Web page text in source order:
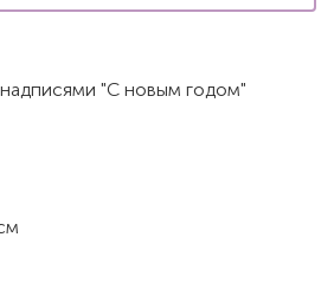
"С новым годом"